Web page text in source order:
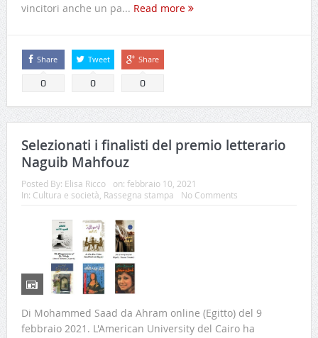
vincitori anche un pa... Read more
Share
0
Tweet
0
Share
0
Selezionati i finalisti del premio letterario
Naguib Mahfouz
Posted By: Elisa Ricco on: febbraio 10, 2021
In: Cultura e società Rassegna stampa No Comments
Di Mohammed Saad da Ahram online (Egitto) del 9
febbraio 2021. L'American University del Cairo ha